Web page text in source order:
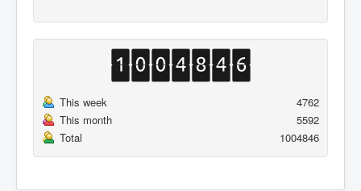
This week
4762
This month
5592
Total
1004846